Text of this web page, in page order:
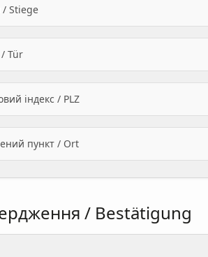
/ Stiege
/ Tür
індекс / PLZ
пункт / Ort
/ Bestätigung